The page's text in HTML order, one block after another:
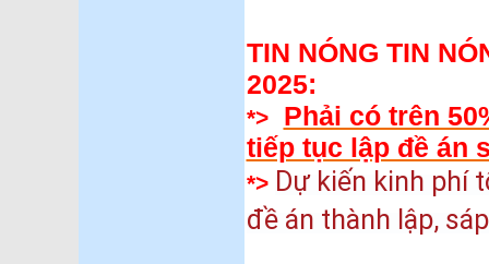
TIN NÓNG TIN
2025:
*>
Phải có trên
tiếp tục lập đề án
*> Dự kiến kinh phí
đề án thành lập,